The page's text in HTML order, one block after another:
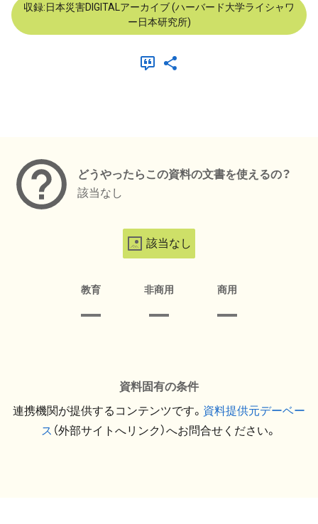
収録:日本災害DIGITALアーカイブ (ハーバード大学ライシャワ
ー日本研究所)
どうやったらこの資料の文書を使えるの？
該当なし
該当なし
教育 非商用 商用
資料固有の条件
連携機関が提供するコンテンツです。 資料提供元デーベー
ス （外部サイトへリンク）へお問合せください。